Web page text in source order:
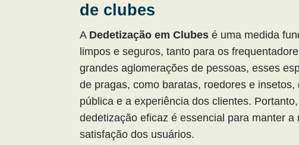
de clubes
A Dedetização em Clubesé uma medida
limpos e seguros, tanto para os
grandes aglomerações de pessoas, esses
de pragas, como baratas, roedores e
pública e a experiência dos clientes.
dedetização eficaz é essencial para manter
satisfação dos usuários.